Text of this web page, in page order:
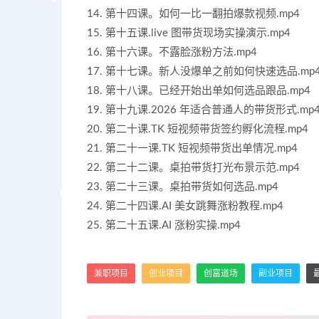
14. 第十四课。如何一比一翻拍爆款视频.mp4
15. 第十五课.live 图带货现场实操演示.mp4
16. 第十六课。不露脸涨粉方法.mp4
17. 第十七课。新人没爆单之前如何快速选品
18. 第十八课。已经开始出单如何选品跟品.mp4
19. 第十九课.2026 年适合普通人的带货形式
20. 第二十课.TK 短视频带货签约孵化流程.mp4
21. 第二十一课.TK 短视频带货出单情况.mp4
22. 第二十二课。桌拍带货打光布景示范.mp4
23. 第二十三课。桌拍带货如何选品.mp4
24. 第二十四课.AI 美女跳舞涨粉教程.mp4
25. 第二十五课.AI 涨粉实操.mp4
兼职项目 创业项目 创富道场 副业项目